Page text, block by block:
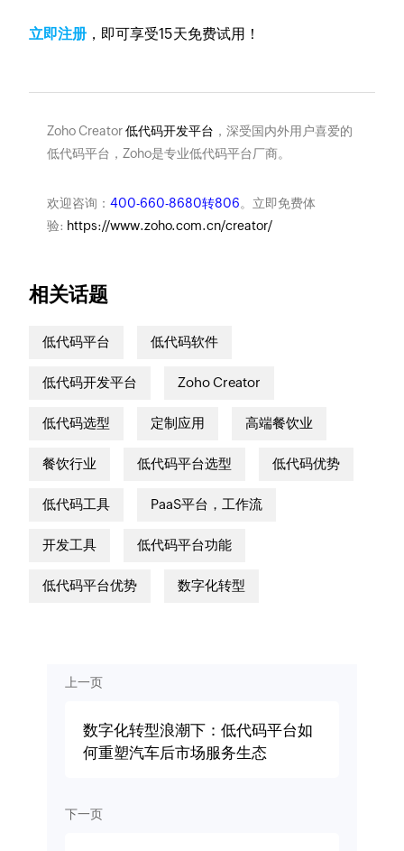
立即注册 ，即可享受15天免费试用！
Zoho Creator低代码开发平台 ，深受国内外用户喜爱的
低代码平台，Zoho是专业低代码平台厂商。
欢迎咨询： 400-660-8680转806。立即免费体
验: https://www.zoho.com.cn/creator/
相关话题
低代码平台 低代码软件
低代码开发平台 Zoho Creator
低代码选型 定制应用 高端餐饮业
餐饮行业 低代码平台选型 低代码优势
低代码工具 PaaS平台，工作流
开发工具 低代码平台功能
低代码平台优势 数字化转型
上一页
数字化转型浪潮下：低代码平台如
何重塑汽车后市场服务生态
下一页